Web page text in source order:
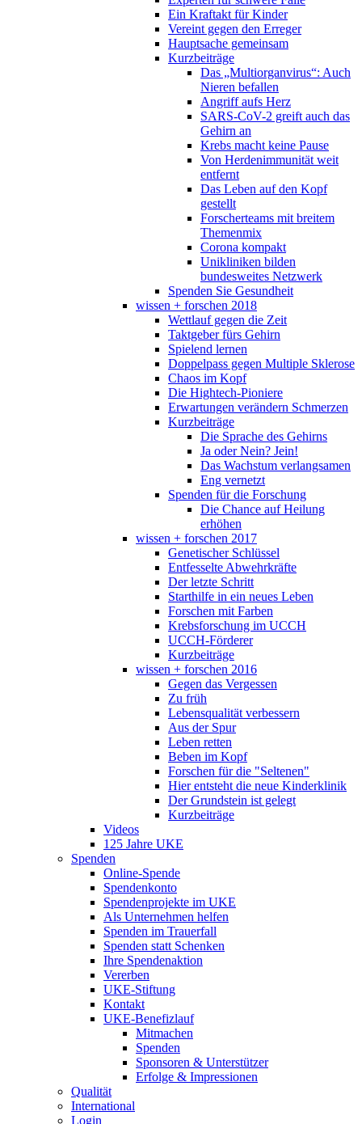
Ein Kraftakt für Kinder
Vereint gegen den Erreger
Hauptsache gemeinsam
Kurzbeiträge
Das „Multiorganvirus“: Auch
Nieren befallen
Angriff aufs Herz
SARS-CoV-2 greift auch das
Gehirn an
Krebs macht keine Pause
Von Herdenimmunität weit
entfernt
Das Leben auf den Kopf
gestellt
Forscherteams mit breitem
Themenmix
Corona kompakt
Unikliniken bilden
bundesweites Netzwerk
Spenden Sie Gesundheit
wissen + forschen 2018
Wettlauf gegen die Zeit
Taktgeber fürs Gehirn
Spielend lernen
Doppelpass gegen Multiple Sklerose
Chaos im Kopf
Die Hightech-Pioniere
Erwartungen verändern Schmerzen
Kurzbeiträge
Die Sprache des Gehirns
Ja oder Nein? Jein!
Das Wachstum verlangsamen
Eng vernetzt
Spenden für die Forschung
Die Chance auf Heilung
erhöhen
wissen + forschen 2017
Genetischer Schlüssel
Entfesselte Abwehrkräfte
Der letzte Schritt
Starthilfe in ein neues Leben
Forschen mit Farben
Krebsforschung im UCCH
UCCH-Förderer
Kurzbeiträge
wissen + forschen 2016
Gegen das Vergessen
Zu früh
Lebensqualität verbessern
Aus der Spur
Leben retten
Beben im Kopf
Forschen für die "Seltenen"
Hier entsteht die neue Kinderklinik
Der Grundstein ist gelegt
Kurzbeiträge
Videos
125 Jahre UKE
Spenden
Online-Spende
Spendenkonto
Spendenprojekte im UKE
Als Unternehmen helfen
Spenden im Trauerfall
Spenden statt Schenken
Ihre Spendenaktion
Vererben
UKE-Stiftung
Kontakt
UKE-Benefizlauf
Mitmachen
Spenden
Sponsoren & Unterstützer
Erfolge & Impressionen
Qualität
International
Login